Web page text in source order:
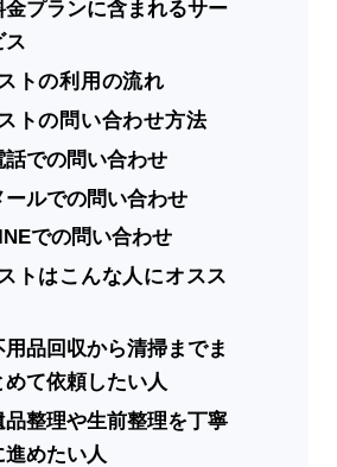
金プランに含まれるサー
ス
トの利用の流れ
トの問い合わせ方法
話での問い合わせ
ールでの問い合わせ
での問い合わせ
トはこんな人にオスス
用品回収から清掃までま
めて依頼したい人
品整理や生前整理を丁寧
進めたい人